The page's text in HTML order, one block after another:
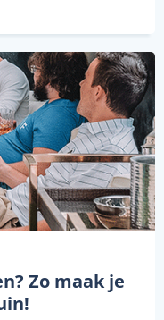
Zo maak je